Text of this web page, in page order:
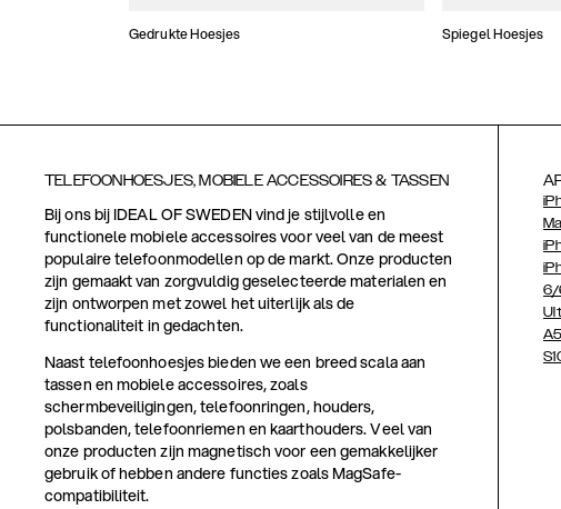
Gedrukte Hoesjes Spiegel Hoesjes
TELEFOONHOESJES, MOBIELE ACCESSOIRES & TASSEN
Bij ons bij IDEAL OF SWEDEN vind je stijlvolle en
functionele mobiele accessoires voor veel van de meest
populaire telefoonmodellen op de markt. Onze producten
zijn gemaakt van zorgvuldig geselecteerde materialen en
zijn ontworpen met zowel het uiterlijk als de
functionaliteit in gedachten.
Naast telefoonhoesjes bieden we een breed scala aan
tassen en mobiele accessoires, zoals
schermbeveiligingen, telefoonringen, houders,
polsbanden, telefoonriemen en kaarthouders. Veel van
onze producten zijn magnetisch voor een gemakkelijker
gebruik of hebben andere functies zoals MagSafe-
compatibiliteit.
6/